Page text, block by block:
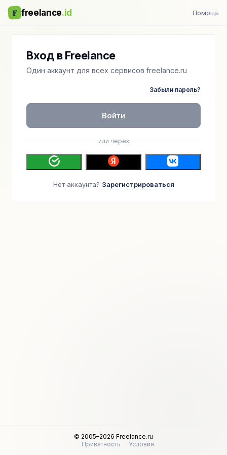
F freelance.id Помощь
Вход в Freelance
Один аккаунт для всех сервисов freelance.ru
Забыли пароль?
Войти
или через
Нет аккаунта? Зарегистрироваться
© 2005–2026 Freelance.ru
Приватность
Условия